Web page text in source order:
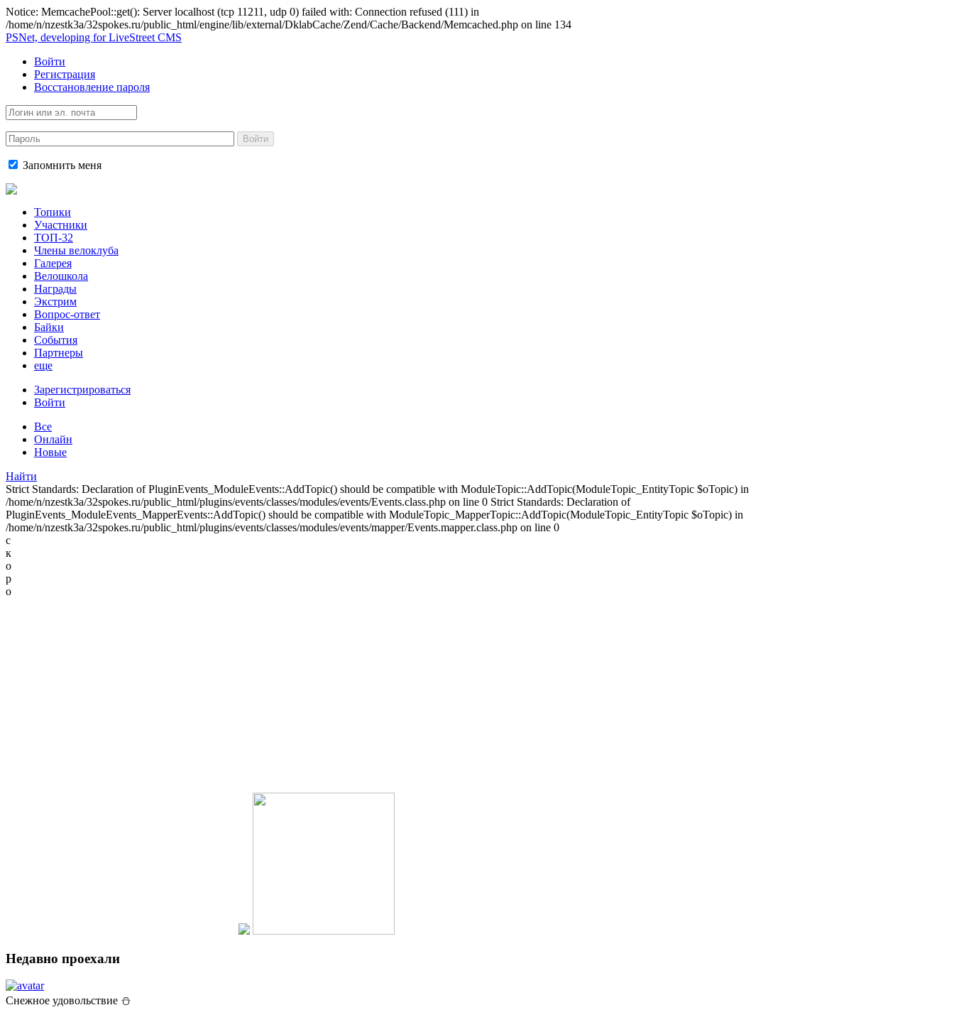
Notice: MemcachePool::get(): Server localhost (tcp 11211, udp 0) failed with: Connection refused (111) in
/home/n/nzestk3a/32spokes.ru/public_html/engine/lib/external/DklabCache/Zend/Cache/Backend/Memcached.php on line 134
PSNet, developing for LiveStreet CMS
Войти
Регистрация
Восстановление пароля
Войти
Запомнить меня
Топики
Участники
ТОП-32
Члены велоклуба
Галерея
Велошкола
Награды
Экстрим
Вопрос-ответ
Байки
События
Партнеры
еще
Зарегистрироваться
Войти
Все
Онлайн
Новые
Найти
Strict Standards: Declaration of PluginEvents_ModuleEvents::AddTopic() should be compatible with ModuleTopic::AddTopic(ModuleTopic_EntityTopic $oTopic) in
/home/n/nzestk3a/32spokes.ru/public_html/plugins/events/classes/modules/events/Events.class.php on line 0 Strict Standards: Declaration of
PluginEvents_ModuleEvents_MapperEvents::AddTopic() should be compatible with ModuleTopic_MapperTopic::AddTopic(ModuleTopic_EntityTopic $oTopic) in
/home/n/nzestk3a/32spokes.ru/public_html/plugins/events/classes/modules/events/mapper/Events.mapper.class.php on line 0
с
к
о
р
о
Недавно проехали
Снежное удовольствие ⛄